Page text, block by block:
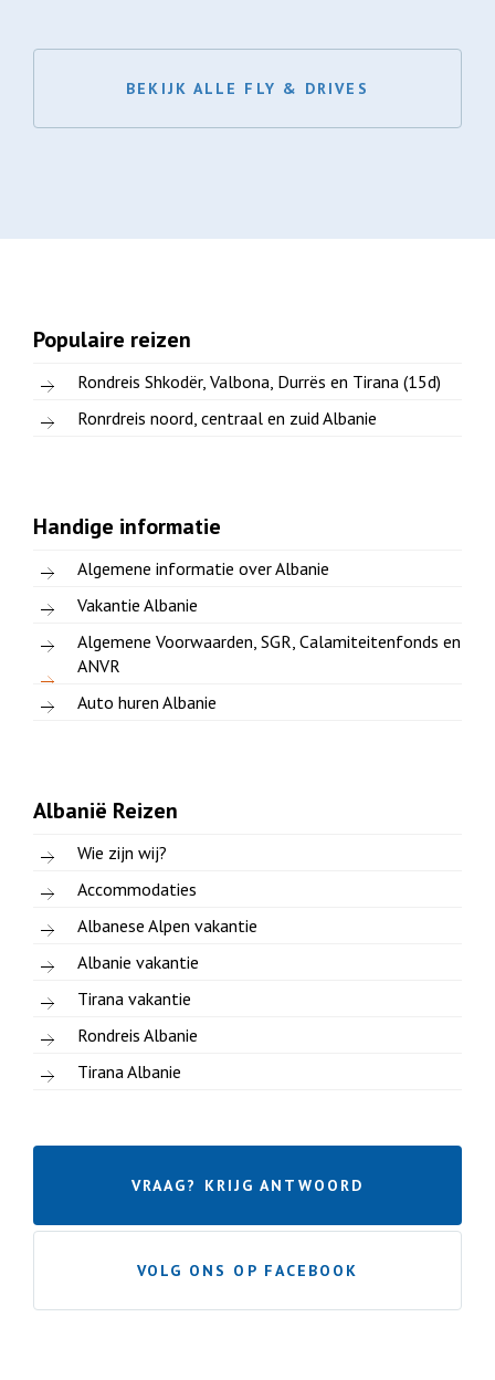
BEKIJK ALLE FLY & DRIVES
Populaire reizen
Rondreis Shkodër, Valbona, Durrës en Tirana (15d)
Ronrdreis noord, centraal en zuid Albanie
Handige informatie
Algemene informatie over Albanie
Vakantie Albanie
Algemene Voorwaarden, SGR, Calamiteitenfonds en
ANVR
Auto huren Albanie
Albanië Reizen
Wie zijn wij?
Accommodaties
Albanese Alpen vakantie
Albanie vakantie
Tirana vakantie
Rondreis Albanie
Tirana Albanie
VRAAG? KRIJG ANTWOORD
VOLG ONS OP FACEBOOK